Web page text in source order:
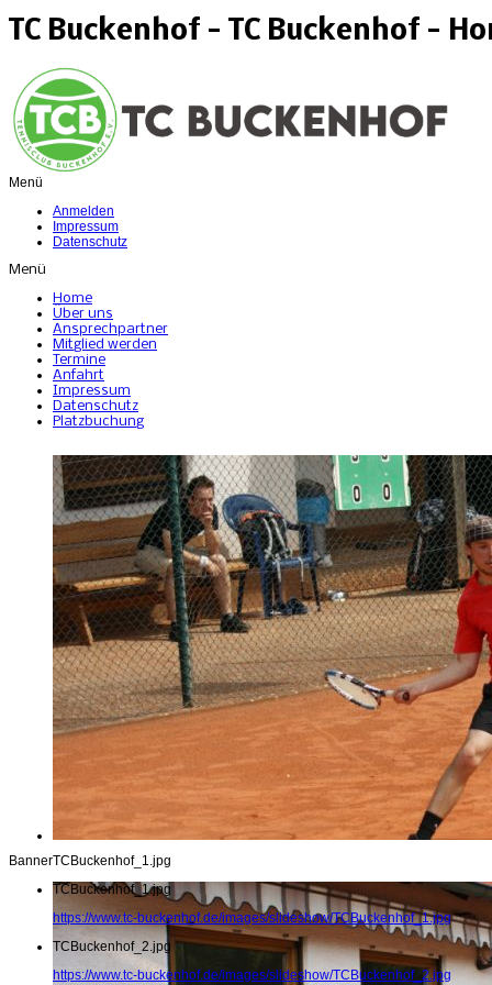
TC Buckenhof - TC Buckenhof -
Menü
Anmelden
Impressum
Datenschutz
Menü
Home
Über uns
Ansprechpartner
Mitglied werden
Termine
Anfahrt
Impressum
Datenschutz
Platzbuchung
TCBuckenhof_1.jpg
Banner
TCBuckenhof_1.jpg
https://www.tc-buckenhof.de/images/slideshow/TCBuckenhof_1.jpg
TCBuckenhof_2.jpg
https://www.tc-buckenhof.de/images/slideshow/TCBuckenhof_2.jpg